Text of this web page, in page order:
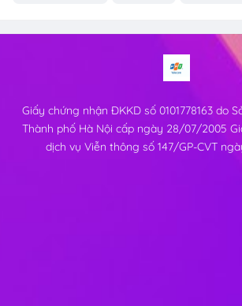
Giấy chứng nhận ĐKKD số 0101778163 do
Thành phố Hà Nội cấp ngày 28/07/2005
dịch vụ Viễn thông số 147/GP-CVT